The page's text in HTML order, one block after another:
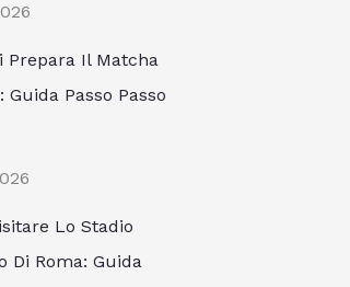
Prepara Il Matcha
Guida Passo Passo
Lo Stadio
Di Roma: Guida